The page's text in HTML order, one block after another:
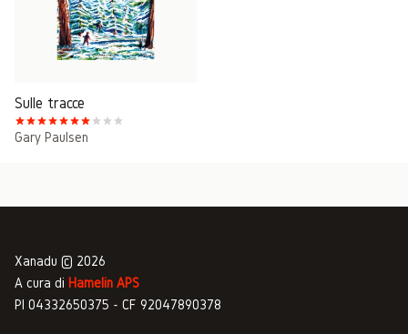
Sulle tracce
Gary Paulsen
Xanadu © 2026
A cura di Hamelin APS
PI 04332650375 - CF 92047890378